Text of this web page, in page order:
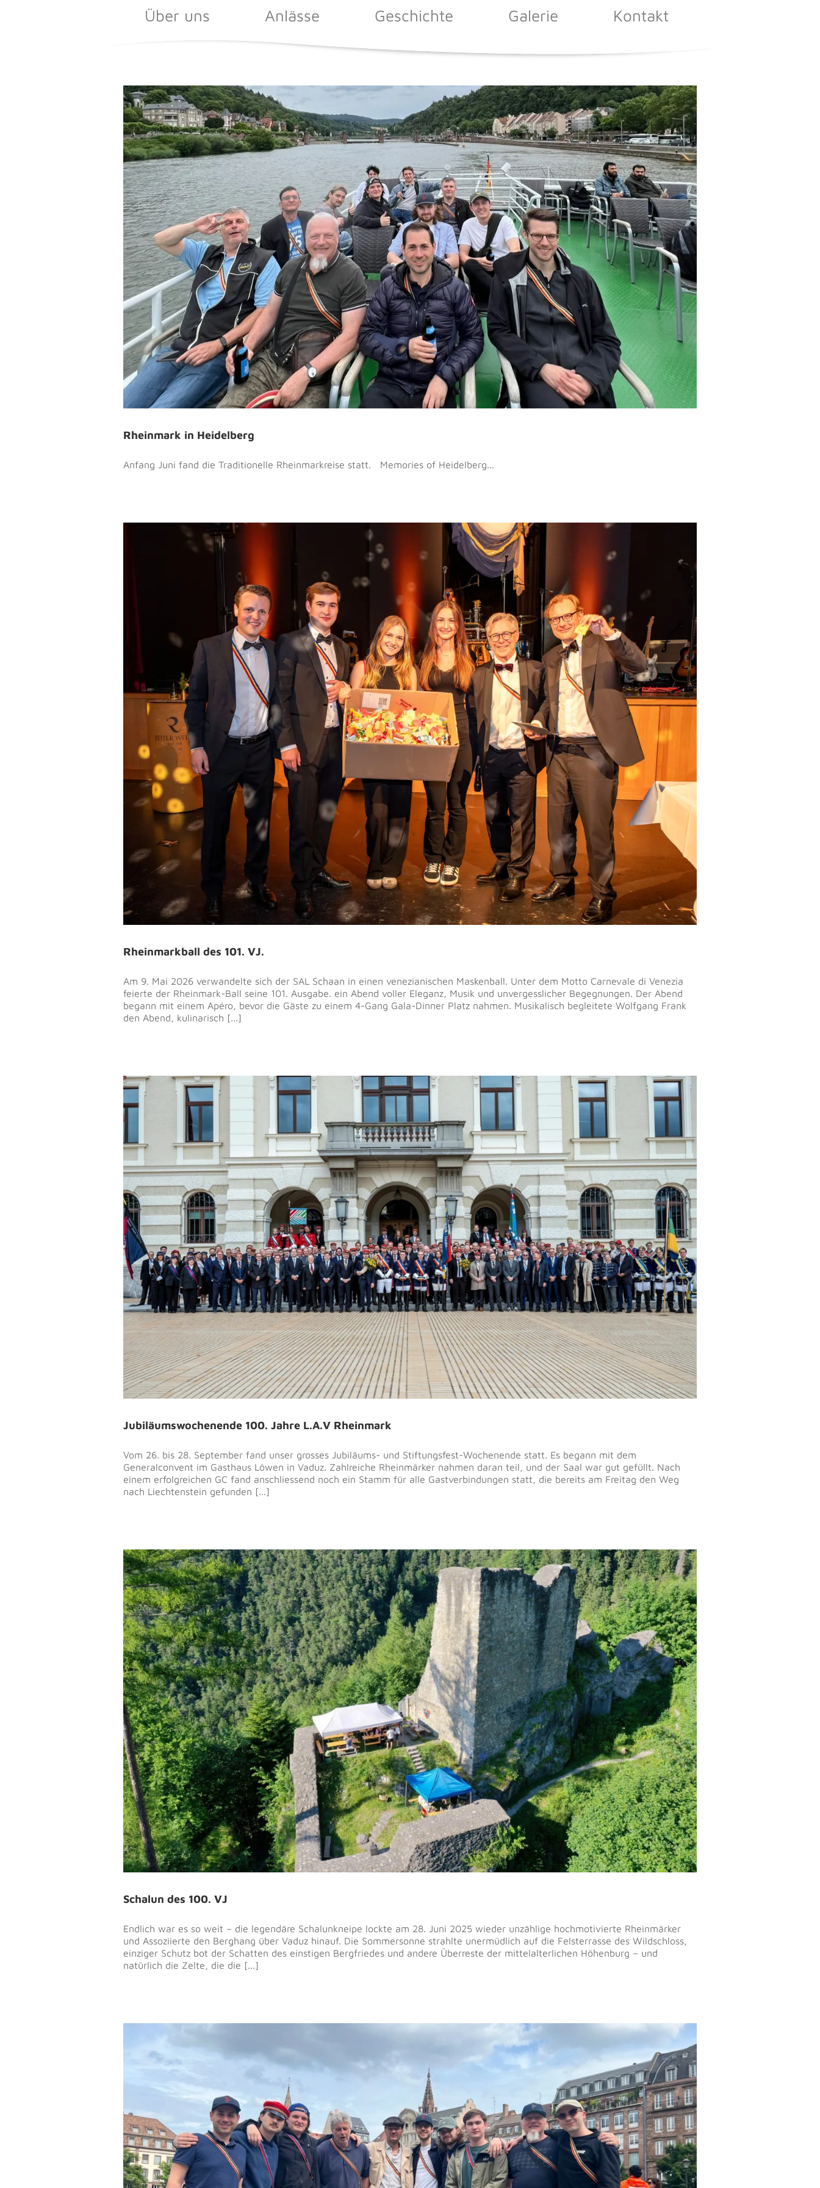
Über uns Anlässe Geschichte Galerie Kontakt
Rheinmark in Heidelberg
Anfang Juni fand die Traditionelle Rheinmarkreise statt. Memories of Heidelberg...
Rheinmarkball des 101. VJ.
Am 9. Mai 2026 verwandelte sich der SAL Schaan in einen venezianischen Maskenball. Unter dem Motto Carnevale di Venezia
feierte der Rheinmark-Ball seine 101. Ausgabe. ein Abend voller Eleganz, Musik und unvergesslicher Begegnungen. Der Abend
begann mit einem Apéro, bevor die Gäste zu einem 4-Gang Gala-Dinner Platz nahmen. Musikalisch begleitete Wolfgang Frank
den Abend, kulinarisch [...]
Jubiläumswochenende 100. Jahre L.A.V Rheinmark
Vom 26. bis 28. September fand unser grosses Jubiläums- und Stiftungsfest-Wochenende statt. Es begann mit dem
Generalconvent im Gasthaus Löwen in Vaduz. Zahlreiche Rheinmärker nahmen daran teil, und der Saal war gut gefüllt. Nach
einem erfolgreichen GC fand anschliessend noch ein Stamm für alle Gastverbindungen statt, die bereits am Freitag den Weg
nach Liechtenstein gefunden [...]
Schalun des 100. VJ
Endlich war es so weit – die legendäre Schalunkneipe lockte am 28. Juni 2025 wieder unzählige hochmotivierte Rheinmärker
und Assoziierte den Berghang über Vaduz hinauf. Die Sommersonne strahlte unermüdlich auf die Felsterrasse des Wildschloss,
einziger Schutz bot der Schatten des einstigen Bergfriedes und andere Überreste der mittelalterlichen Höhenburg – und
natürlich die Zelte, die die [...]